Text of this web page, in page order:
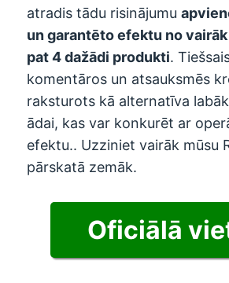
atradis tādu risinājumu
un garantēto efektu no vairāk
pat 4 dažādi produkti.
komentāros un atsauksmēs
raksturots kā alternatīva
ādai, kas var konkurēt ar
efektu.. Uzziniet vairāk mūsu
pārskatā zemāk.
Oficiālā